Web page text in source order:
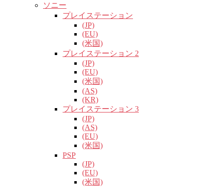
ソニー
プレイステーション
(JP)
(EU)
(米国)
プレイステーション 2
(JP)
(EU)
(米国)
(AS)
(KR)
プレイステーション 3
(JP)
(AS)
(EU)
(米国)
PSP
(JP)
(EU)
(米国)